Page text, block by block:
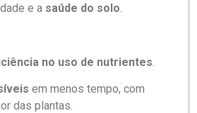
e a saúde do solo
no uso de nutrientes
em menos tempo, com
das plantas.